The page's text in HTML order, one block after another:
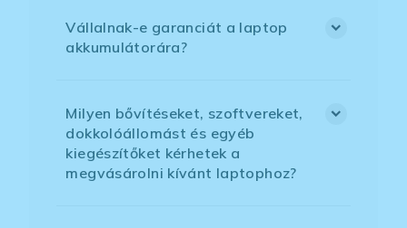
Vállalnak-e garanciát a laptop
akkumulátorára?
Milyen bővítéseket, szoftvereket,
dokkolóállomást és egyéb
kiegészítőket kérhetek a
megvásárolni kívánt laptophoz?